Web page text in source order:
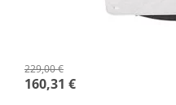
229,00 €
160,31 €